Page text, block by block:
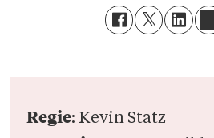
Regie: Kevin Statz